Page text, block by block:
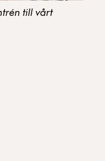
till vårt